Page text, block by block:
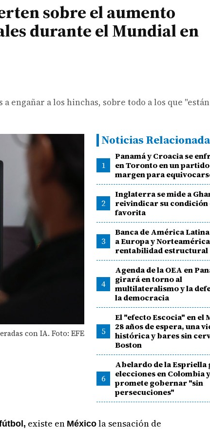
sobre el aumento
durante el Mundial en
engañar a los hinchas, sobre todo a los que "están
con IA. Foto: EFE
Noticias
1
Panamá y Croacia se
en Toronto en un
margen para
2
Inglaterra se mide a
reivindicar su condición
favorita
3
Banca de América
a Europa y
rentabilidad estructural
4
Agenda de la OEA en
girará en torno al
multilateralismo y la
la democracia
5
El "efecto Escocia" en el
28 años de espera, una
histórica y bares sin
Boston
6
Abelardo de la Espriella
elecciones en Colombia y
promete gobernar "sin
persecuciones"
existe en Méxicola sensación de